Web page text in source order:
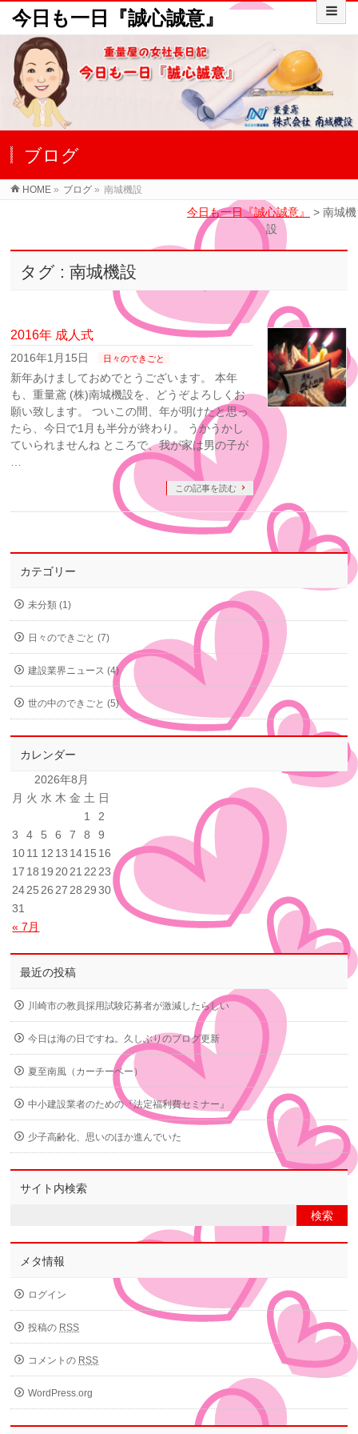
今日も一日『誠心誠意』
ブログ
HOME » ブログ » 南城機設
今日も一日『誠心誠意』 > 南城機
設
タグ : 南城機設
2016年 成人式
2016年1月15日 日々のできごと
新年あけましておめでとうございます。 本年
も、重量鳶 (株)南城機設を、どうぞよろしくお
願い致します。 ついこの間、年が明けたと思っ
たら、今日で1月も半分が終わり。 うかうかし
ていられませんね ところで、我が家は男の子が
この記事を読む
カテゴリー
未分類 (1)
日々のできごと (7)
建設業界ニュース (4)
世の中のできごと (5)
カレンダー
2026年8月
月 火 水 木 金 土 日
« 7月
1
2
3
4 5 6 7 8
9
1011 12 13 1415 16
17 18 19 2021 22 23
2425 26 27 28 29 30
31
最近の投稿
川崎市の教員採用試験応募者が激減したらしい
今日は海の日ですね。久しぶりのブログ更新
夏至南風（カーチーベー）
中小建設業者のための『法定福利費セミナー』
少子高齢化、思いのほか進んでいた
サイト内検索
メタ情報
ログイン
投稿の RSS
コメントの RSS
WordPress.org